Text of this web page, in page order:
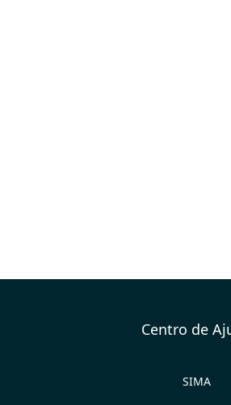
Centro de
SIMA